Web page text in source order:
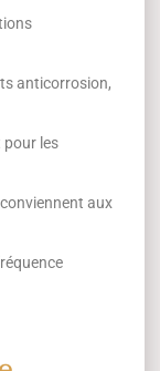
anticorrosion,
pour les
aux